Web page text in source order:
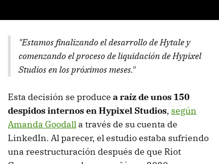
"Estamos finalizando el desarrollo de Hytale y
comenzando el proceso de liquidación de Hypixel
Studios en los próximos meses."
Esta decisión se produce a raíz de unos 150
despidos internos en Hypixel Studios, según
Amanda Goodall a través de su cuenta de
LinkedIn. Al parecer, el estudio estaba sufriendo
una reestructuración después de que Riot